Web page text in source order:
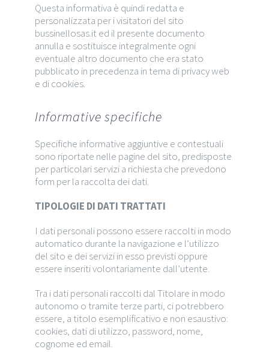
Questa informativa è quindi redatta e
personalizzata per i visitatori del sito
bussinellosas.it ed il presente documento
annulla e sostituisce integralmente ogni
eventuale altro documento che era stato
pubblicato in precedenza in tema di privacy web
e di cookies.
Informative specifiche
Specifiche informative aggiuntive e contestuali
sono riportate nelle pagine del sito, predisposte
per particolari servizi a richiesta che prevedono
form per la raccolta dei dati.
TIPOLOGIE DI DATI TRATTATI
I dati personali possono essere raccolti in modo
automatico durante la navigazione e l’utilizzo
del sito e dei servizi in esso previsti oppure
essere inseriti volontariamente dall’utente.
Tra i dati personali raccolti dal Titolare in modo
autonomo o tramite terze parti, ci potrebbero
essere, a titolo esemplificativo e non esaustivo:
cookies, dati di utilizzo, password, nome,
cognome ed email.